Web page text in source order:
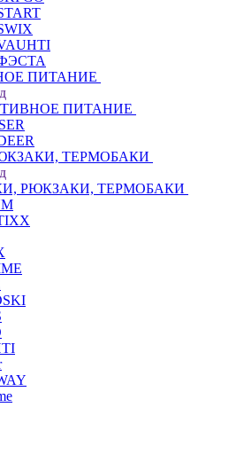
ПИТАНИЕ
ПИТАНИЕ
ТЕРМОБАКИ
РЮКЗАКИ, ТЕРМОБАКИ